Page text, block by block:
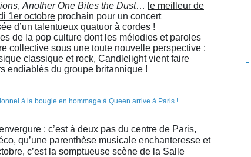
, Another One Bites the Dust… le meilleur de
1er octobre prochain pour un concert
d’un talentueux quatuor à cordes !
de la pop culture dont les mélodies et paroles
collective sous une toute nouvelle perspective :
classique et rock, Candlelight vient faire
endiablés du groupe britannique !
: c’est à deux pas du centre de Paris,
qu’une parenthèse musicale enchanteresse et
c’est la somptueuse scène de la Salle